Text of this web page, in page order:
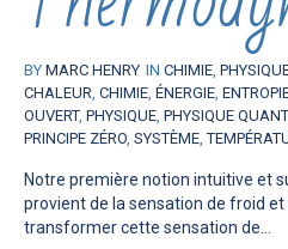
BY MARC HENRY IN CHIMIE
CHALEUR CHIMIE ÉNERGIE
OUVERT, PHYSIQUE PHYSIQUE
PRINCIPE ZÉRO SYSTÈME ,
Notre première notion intuitive et
provient de la sensation de froid et
transformer cette sensation de...